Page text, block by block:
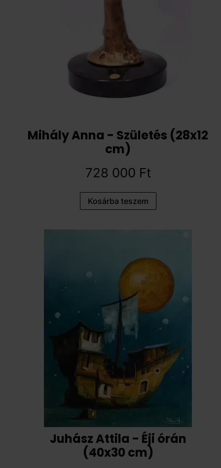
Mihály Anna - Születés (28x12
cm)
728 000 Ft
Kosárba teszem
Juhász Attila - Éji órán
(40x30 cm)